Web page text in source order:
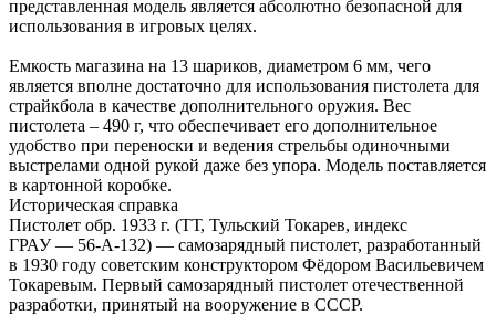
представленная модель является абсолютно безопасной для
использования в игровых целях.
Емкость магазина на 13 шариков, диаметром 6 мм, чего
является вполне достаточно для использования пистолета для
страйкбола в качестве дополнительного оружия. Вес
пистолета – 490 г, что обеспечивает его дополнительное
удобство при переноски и ведения стрельбы одиночными
выстрелами одной рукой даже без упора. Модель поставляется
в картонной коробке.
Историческая справка
Пистолет обр. 1933 г. (ТТ, Тульский Токарев, индекс
ГРАУ — 56-А-132) — самозарядный пистолет, разработанный
в 1930 году советским конструктором Фёдором Васильевичем
Токаревым. Первый самозарядный пистолет отечественной
разработки, принятый на вооружение в СССР.